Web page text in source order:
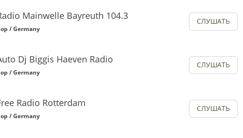
Mainwelle Bayreuth 104.3
/ Germany
СЛУШАТЬ
Dj Biggis Haeven Radio
/ Germany
СЛУШАТЬ
Radio Rotterdam
/ Germany
СЛУШАТЬ